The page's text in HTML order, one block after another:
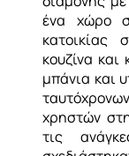
ένα χώρο
κατοικίας
κουζίνα
μπάνια και
χρηστών
τις